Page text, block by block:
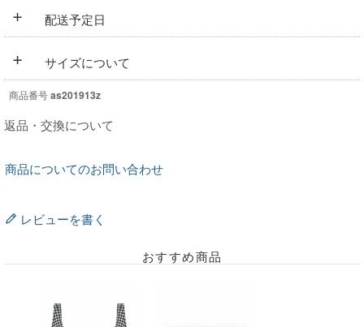
+ 配送予定日
+ サイズについて
商品番号as201913z
返品・交換について
商品についてのお問い合わせ
レビューを書く
おすすめ商品